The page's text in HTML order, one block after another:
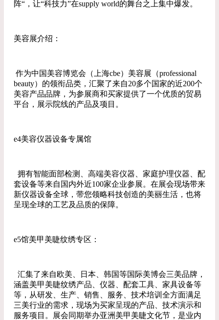
阵“，让“科技力”在supply world的舞台之上集中爆发。
美容展介绍：
作为中国美容博览会（上海cbe）美容展（professional
beauty）的领衔品类，汇聚了来自20多个国家的近200个
美容产品品牌，为参展商和买家提供了一个优质的贸易
平台，展示院线的产品及项目。
e4美容仪器设备专属馆
拥有智能面部检测、高端美容仪器、家庭护理仪器、配
套设备等来自国内外近100家企业参展。在展会现场带来
新仪器设备全球，带您领略科技创造的美丽生活，也将
呈现全球的工艺及品质的保障。
e5馆美甲美睫纹绣专区：
汇集了来自欧美、日本、韩国等国际美博会三美品牌，
涵盖美甲美睫纹绣产品、仪器、配套工具、家具设备等
等，从研发、生产、销售、服务、技术培训全方面满足
三美行业的需求，现场为买家呈现的产品、技术演示和
服务项目。展会同期举办亚洲美甲美睫文化节，是业内